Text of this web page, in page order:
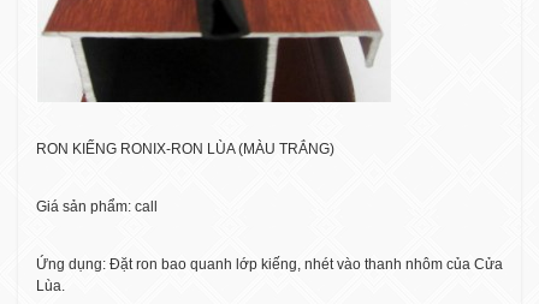
RON KIẾNG RONIX-RON LÙA (MÀU TRẮNG)
Giá sản phẩm: call
Ứng dụng: Đặt ron bao quanh lớp kiếng, nhét vào thanh nhôm của Cửa
Lùa.